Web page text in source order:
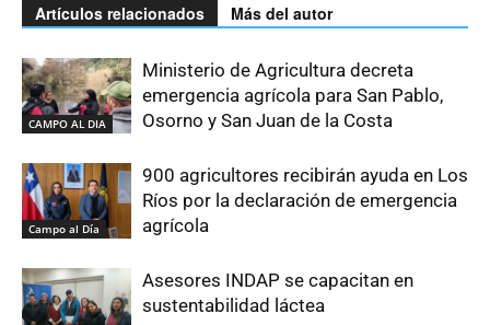
Artículos relacionados Más del autor
CAMPO AL DIA
Ministerio de Agricultura decreta
emergencia agrícola para San Pablo,
Osorno y San Juan de la Costa
Campo al Día
900 agricultores recibirán ayuda en Los
Ríos por la declaración de emergencia
agrícola
Asesores INDAP se capacitan en
sustentabilidad láctea